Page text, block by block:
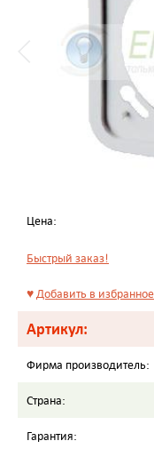
Цена:
Быстрый заказ!
♥Добавить в избранное
Артикул:
Фирма производитель:
Страна:
Гарантия: